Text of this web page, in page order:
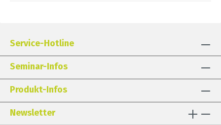
Service-Hotline
Seminar-Infos
Produkt-Infos
Newsletter